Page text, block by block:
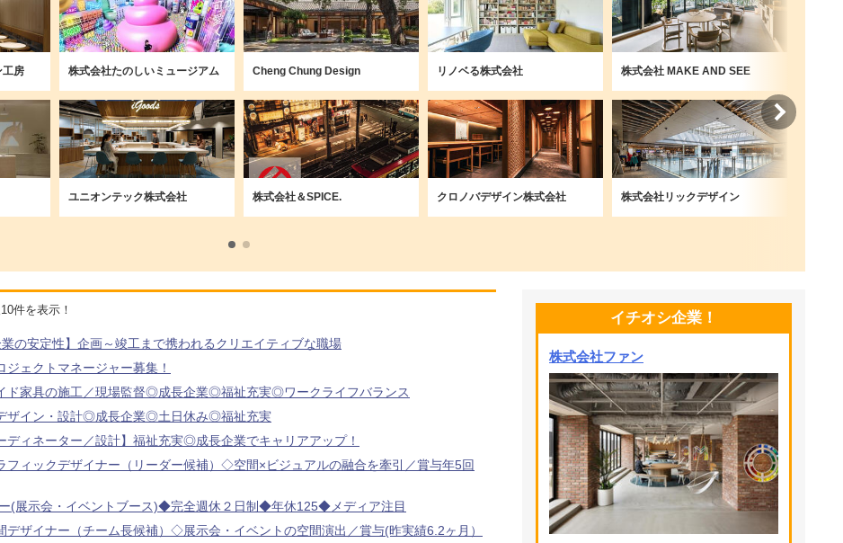
工房 株式会社たのしいミュージアム Cheng Chung Design リノベる株式会社 株式会社 MAKE AND SEE
ユニオンテック株式会社 株式会社＆SPICE. クロノバデザイン株式会社 株式会社リックデザイン
件を表示！
業の安定性】企画～竣工まで携われるクリエイティブな職場
ェクトマネージャー募集！
ド家具の施工／現場監督◎成長企業◎福祉充実◎ワークライフバランス
ザイン・設計◎成長企業◎土日休み◎福祉充実
ディネーター／設計】福祉充実◎成長企業でキャリアアップ！
フィックデザイナー（リーダー候補）◇空間×ビジュアルの融合を牽引／賞与年5回
ー(展示会・イベントブース)◆完全週休２日制◆年休125◆メディア注目
デザイナー（チーム長候補）◇展示会・イベントの空間演出／賞与(昨実績6.2ヶ月）
イチオシ企業！
株式会社ファン